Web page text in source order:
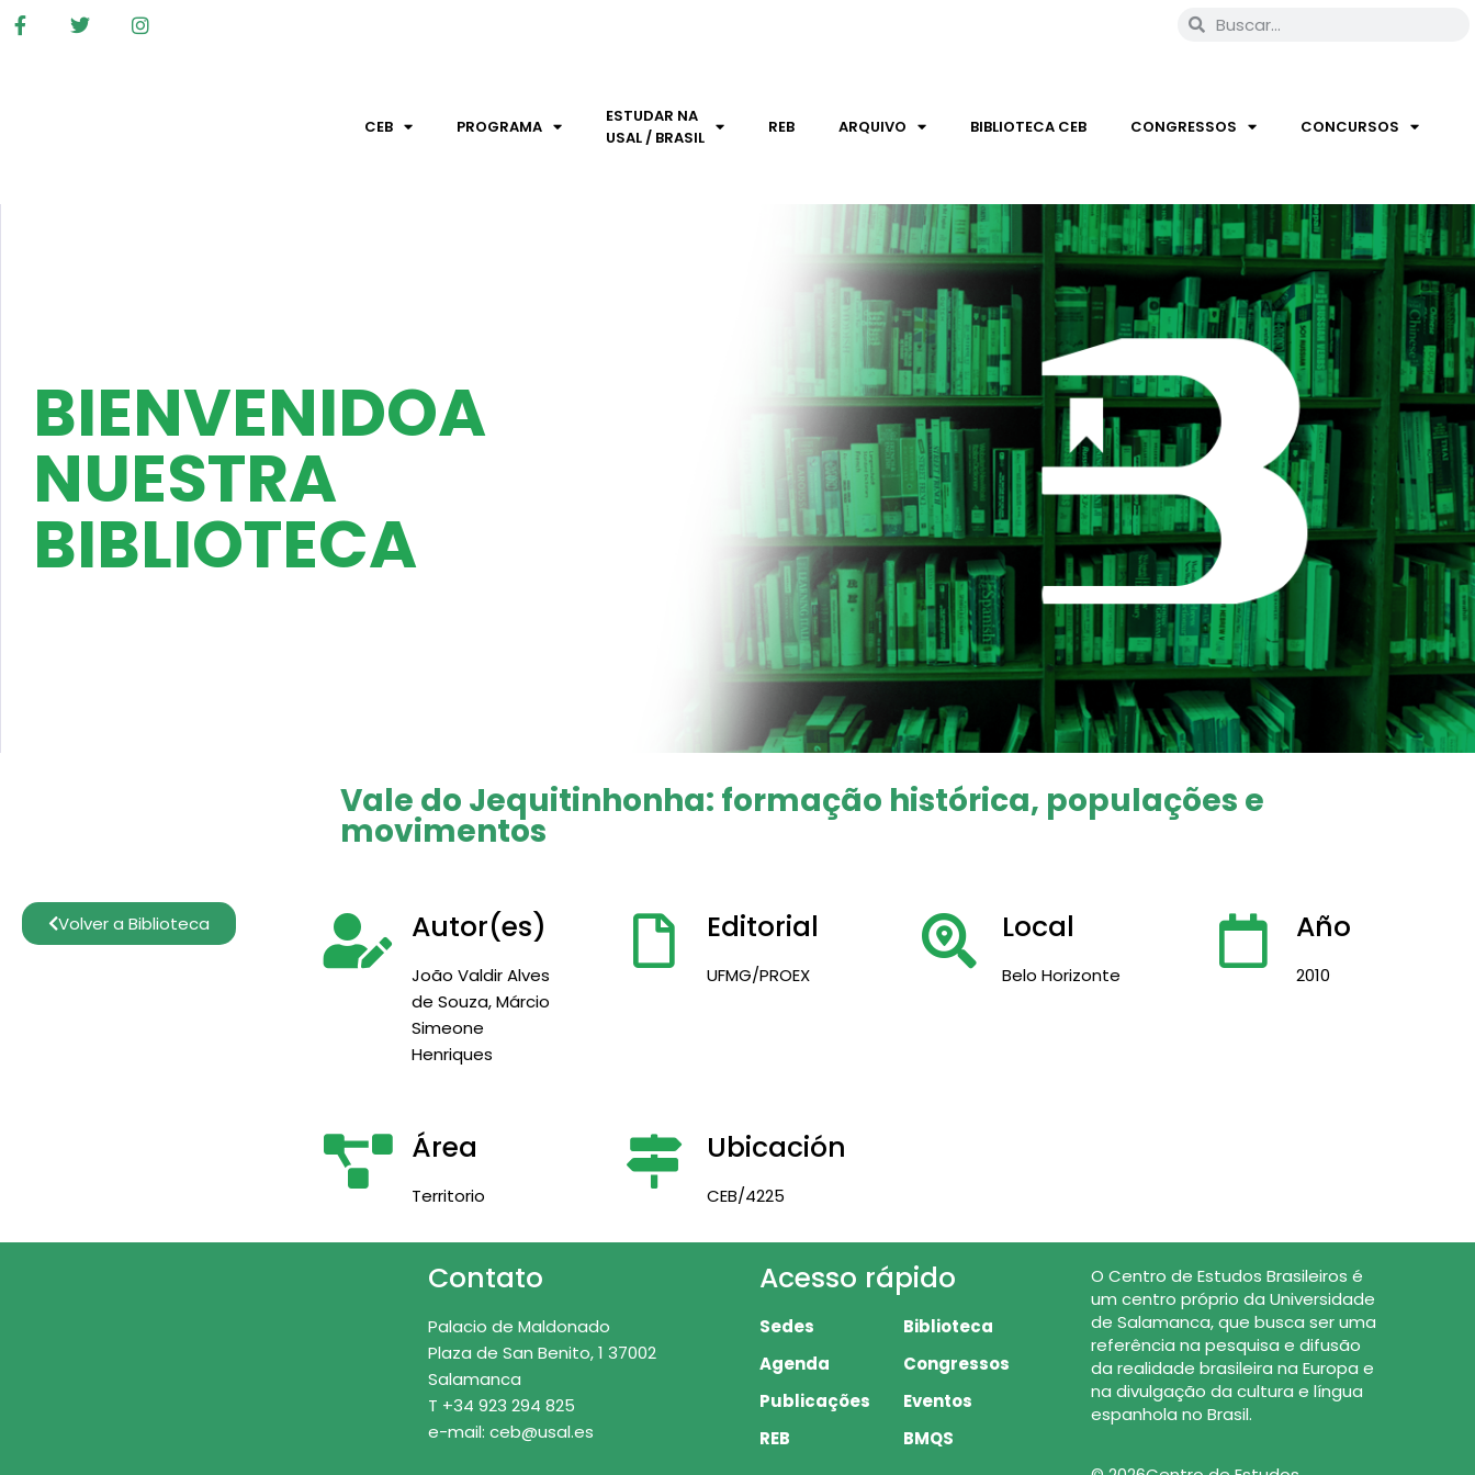
CEB PROGRAMA
ESTUDAR NA
USAL / BRASIL
REB ARQUIVO BIBLIOTECA CEB CONGRESSOS CONCURSOS
BIENVENIDOA
NUESTRA
BIBLIOTECA
Vale do Jequitinhonha: formação histórica, populações e
movimentos
Volver a Biblioteca Autor(es)
João Valdir Alves
de Souza,Márcio
Simeone
Henriques
Editorial
UFMG/PROEX
Local
Belo Horizonte
Año
2010
Área
Territorio
Ubicación
CEB/4225
Contato
Palacio de Maldonado
Plaza de San Benito, 1 37002
Salamanca
T +34 923 294 825
e-mail: ceb@usal.es
Acesso rápido
Sedes
Agenda
Publicações
REB
Biblioteca
Congressos
Eventos
BMQS
O Centro de Estudos Brasileiros é
um centro próprio da Universidade
de Salamanca, que busca ser uma
referência na pesquisa e difusão
da realidade brasileira na Europa e
na divulgação da cultura e língua
espanhola no Brasil.